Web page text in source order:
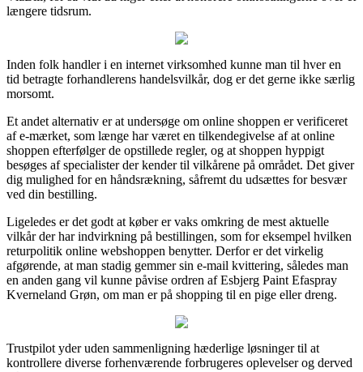
længere tidsrum.
Inden folk handler i en internet virksomhed kunne man til hver en
tid betragte forhandlerens handelsvilkår, dog er det gerne ikke særlig
morsomt.
Et andet alternativ er at undersøge om online shoppen er verificeret
af e-mærket, som længe har været en tilkendegivelse af at online
shoppen efterfølger de opstillede regler, og at shoppen hyppigt
besøges af specialister der kender til vilkårene på området. Det giver
dig mulighed for en håndsrækning, såfremt du udsættes for besvær
ved din bestilling.
Ligeledes er det godt at køber er vaks omkring de mest aktuelle
vilkår der har indvirkning på bestillingen, som for eksempel hvilken
returpolitik online webshoppen benytter. Derfor er det virkelig
afgørende, at man stadig gemmer sin e-mail kvittering, således man
en anden gang vil kunne påvise ordren af Esbjerg Paint Efaspray
Kverneland Grøn, om man er på shopping til en pige eller dreng.
Trustpilot yder uden sammenligning hæderlige løsninger til at
kontrollere diverse forhenværende forbrugeres oplevelser og derved